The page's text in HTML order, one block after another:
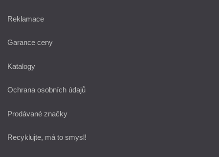
Reklamace
Garance ceny
Katalogy
Ochrana osobních údajů
Prodávané značky
Recyklujte, má to smysl!